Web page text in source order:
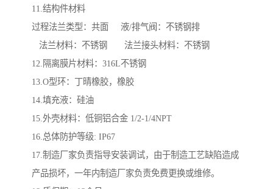
11.结构件材料
过程法兰类型：共面 液/排气阀：不锈钢排
法兰材料：不锈钢 法兰接头材料：不锈钢
12.隔离膜片材料：316L不锈钢
13.O型环：丁晴橡胶，橡胶
14.填充液：硅油
15.外壳材料：低铜铝合金 1/2-1/4NPT
16.总体防护等级: IP67
17.制造厂家负责指导安装调试，由于制造工艺缺陷造成
产品损坏，一年内制造厂家负责免费更换或维修。